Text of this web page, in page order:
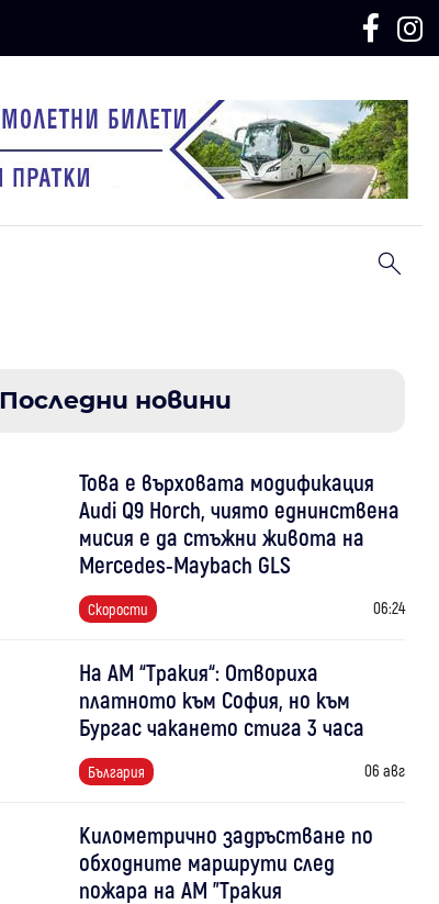
Последни новини
Това е върховата модификация
Audi Q9 Horch, чиято еднинствена
мисия е да стъжни живота на
Mercedes-Maybach GLS
Скорости 06:24
На АМ “Тракия“: Отвориха
платното към София, но към
Бургас чакането стига 3 часа
България 06 авг
Километрично задръстване по
обходните маршрути след
пожара на АМ "Тракия